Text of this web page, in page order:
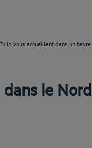
vous accueillent dans un
le Nord